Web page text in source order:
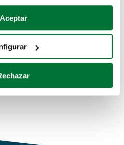
sobre su ubicación geográfica
analizándolo activamente
específicas (huellas
sobre cómo se procesan sus
Aceptar